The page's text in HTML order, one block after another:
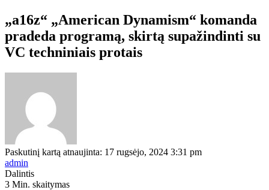
„a16z“ „American Dynamism“ komanda
pradeda programą, skirtą supažindinti su
VC techniniais protais
Paskutinį kartą atnaujinta: 17 rugsėjo, 2024 3:31 pm
admin
Dalintis
3 Min. skaitymas